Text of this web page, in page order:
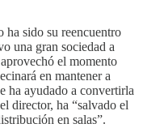
ha sido su reencuentro
una gran sociedad a
el momento
en mantener a
ha ayudado a convertirla
director, ha “salvado el
en salas”.